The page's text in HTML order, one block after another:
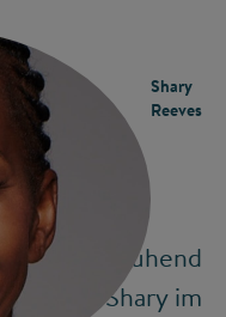
Shary
Reeves
in sich ruhend
Shary im